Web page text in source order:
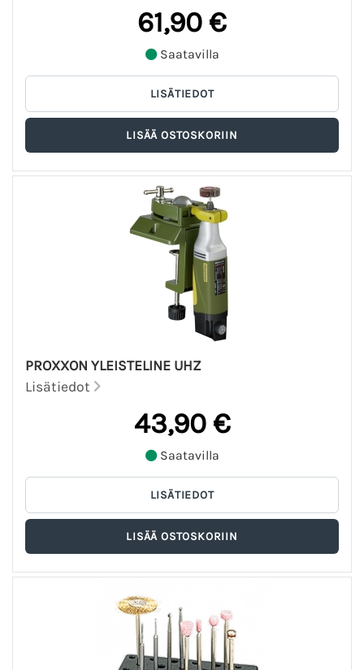
61,90 €
Saatavilla
PROXXON YLEISTELINE UHZ
Lisätiedot
43,90 €
Saatavilla